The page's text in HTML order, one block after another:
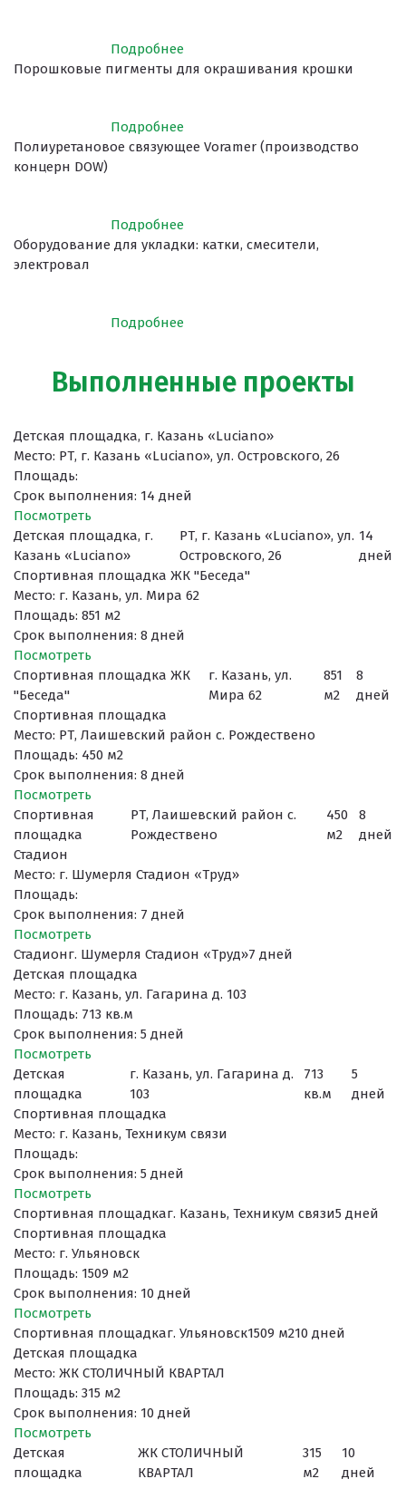
Подробнее
Порошковые пигменты для окрашивания крошки
Подробнее
Полиуретановое связующее Voramer (производство
концерн DOW)
Подробнее
Оборудование для укладки: катки, смесители,
электровал
Подробнее
Выполненные проекты
Детская площадка, г. Казань «Luciano»
Место: РТ, г. Казань «Luciano», ул. Островского, 26
Площадь:
Срок выполнения: 14 дней
Поcмотреть
Детская площадка, г.
Казань «Luciano»
РТ, г. Казань «Luciano», ул.
Островского, 26
14
дней
Спортивная площадка ЖК "Беседа"
Место: г. Казань, ул. Мира 62
Площадь: 851 м2
Срок выполнения: 8 дней
Поcмотреть
Спортивная площадка ЖК
"Беседа"
г. Казань, ул.
Мира 62
851
м2
8
дней
Спортивная площадка
Место: РТ, Лаишевский район с. Рождествено
Площадь: 450 м2
Срок выполнения: 8 дней
Поcмотреть
Спортивная
площадка
РТ, Лаишевский район с.
Рождествено
450
м2
8
дней
Стадион
Место: г. Шумерля Стадион «Труд»
Площадь:
Срок выполнения: 7 дней
Поcмотреть
Стадионг. Шумерля Стадион «Труд»7 дней
Детская площадка
Место: г. Казань, ул. Гагарина д. 103
Площадь: 713 кв.м
Срок выполнения: 5 дней
Поcмотреть
Детская
площадка
г. Казань, ул. Гагарина д.
103
713
кв.м
5
дней
Спортивная площадка
Место: г. Казань, Техникум связи
Площадь:
Срок выполнения: 5 дней
Поcмотреть
Спортивная площадкаг. Казань, Техникум связи5 дней
Спортивная площадка
Место: г. Ульяновск
Площадь: 1509 м2
Срок выполнения: 10 дней
Поcмотреть
Спортивная площадкаг. Ульяновск1509 м210 дней
Детская площадка
Место: ЖК СТОЛИЧНЫЙ КВАРТАЛ
Площадь: 315 м2
Срок выполнения: 10 дней
Поcмотреть
Детская
площадка
ЖК СТОЛИЧНЫЙ
КВАРТАЛ
315
м2
10
дней